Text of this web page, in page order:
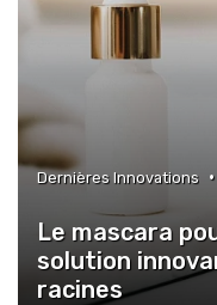
Dernières Innovations •
Le mascara
solution
racines